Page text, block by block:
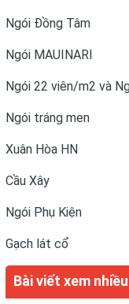
Ngói Đồng Tâm
Ngói MAUINARI
Ngói 22 viên/m2 và
Ngói tráng men
Xuân Hòa HN
Cầu Xây
Ngói Phụ Kiện
Gạch lát cổ
Bài viết xem nhiều